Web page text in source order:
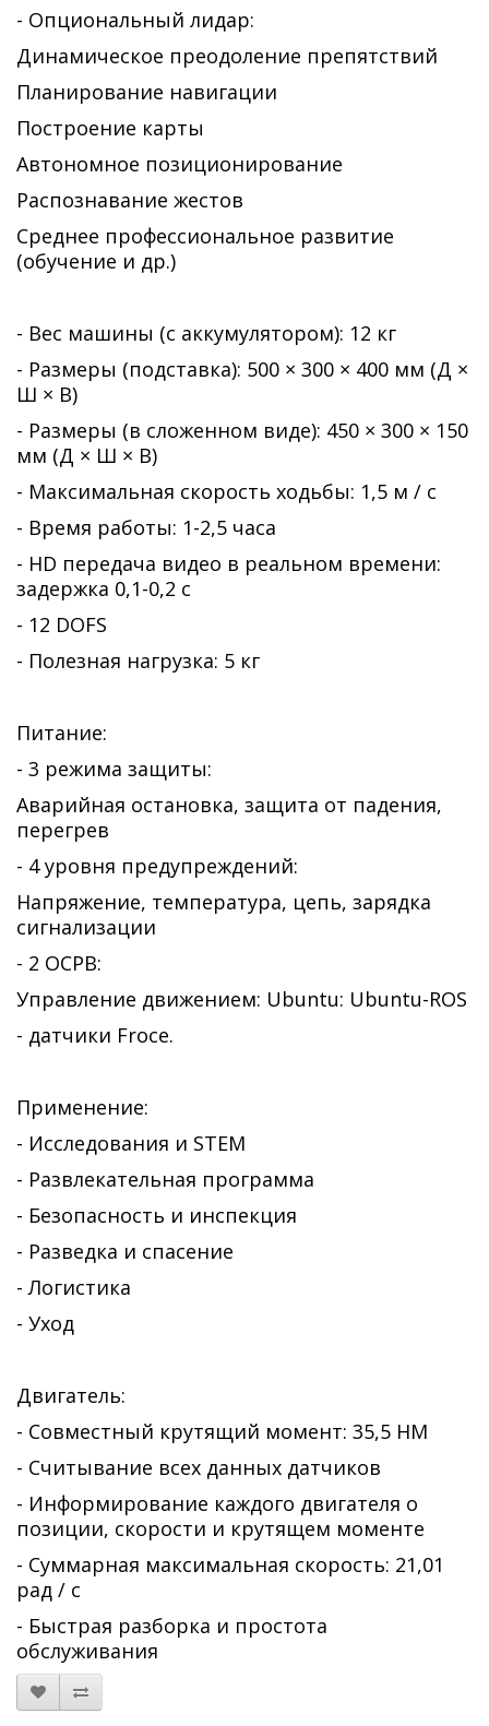
- Опциональный лидар:
Динамическое преодоление препятствий
Планирование навигации
Построение карты
Автономное позиционирование
Распознавание жестов
Среднее профессиональное развитие
(обучение и др.)
- Вес машины (с аккумулятором): 12 кг
- Размеры (подставка): 500 × 300 × 400 мм (Д ×
Ш × В)
- Размеры (в сложенном виде): 450 × 300 × 150
мм (Д × Ш × В)
- Максимальная скорость ходьбы: 1,5 м / с
- Время работы: 1-2,5 часа
- HD передача видео в реальном времени:
задержка 0,1-0,2 с
- 12 DOFS
- Полезная нагрузка: 5 кг
Питание:
- 3 режима защиты:
Аварийная остановка, защита от падения,
перегрев
- 4 уровня предупреждений:
Напряжение, температура, цепь, зарядка
сигнализации
- 2 ОСРВ:
Управление движением: Ubuntu: Ubuntu-ROS
- датчики Froce.
Применение:
- Исследования и STEM
- Развлекательная программа
- Безопасность и инспекция
- Разведка и спасение
- Логистика
- Уход
Двигатель:
- Совместный крутящий момент: 35,5 НМ
- Считывание всех данных датчиков
- Информирование каждого двигателя о
позиции, скорости и крутящем моменте
- Суммарная максимальная скорость: 21,01
рад / с
- Быстрая разборка и простота
обслуживания